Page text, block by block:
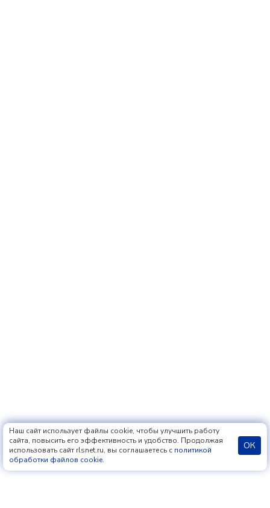
Наш сайт использует файлы cookie, чтобы улучшить работу
сайта, повысить его эффективность и удобство. Продолжая
использовать сайт rlsnet.ru, вы соглашаетесь с политикой
обработки файлов cookie.
ОК